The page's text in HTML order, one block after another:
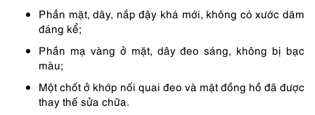
Phần mặt, dây, nắp đậy khá mới, không có xước dăm
đáng kể;
Phần mạ vàng ở mặt, dây đeo sáng, không bị bạc
màu;
Một chốt ở khớp nối quai đeo và mặt đồng hồ đã được
thay thế sửa chữa.